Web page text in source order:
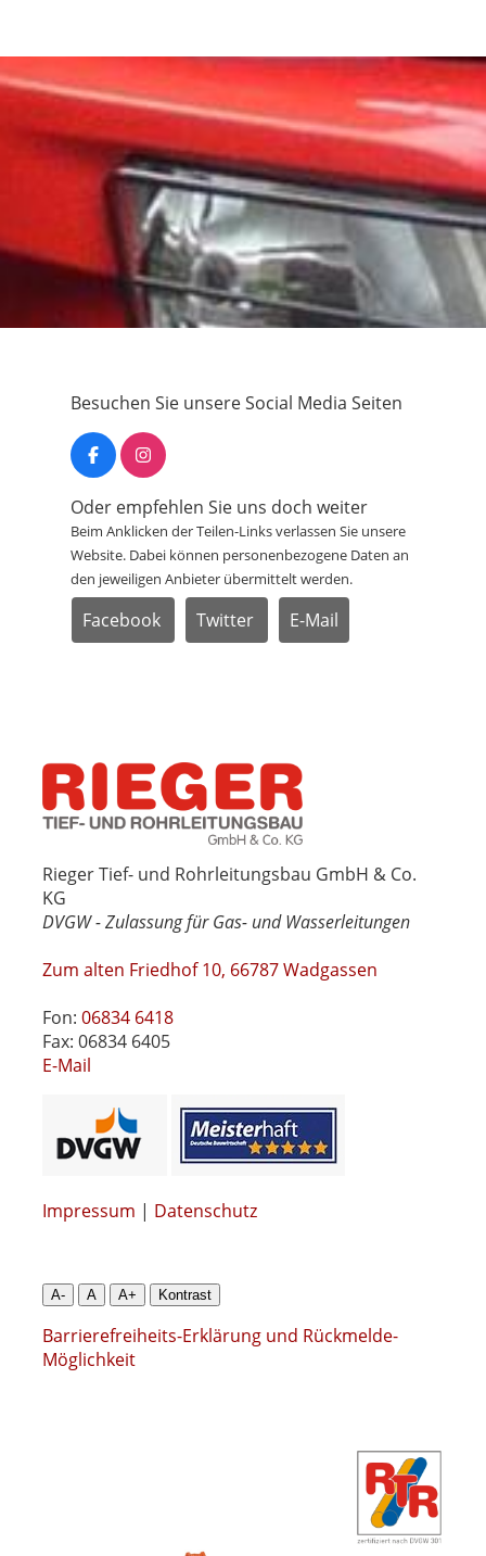
Besuchen Sie unsere Social Media Seiten
Oder empfehlen Sie uns doch weiter
Beim Anklicken der Teilen-Links verlassen Sie unsere
Website. Dabei können personenbezogene Daten an
den jeweiligen Anbieter übermittelt werden.
Facebook Twitter E-Mail
Rieger Tief- und Rohrleitungsbau GmbH & Co.
KG
DVGW - Zulassung für Gas- und Wasserleitungen
Zum alten Friedhof 10, 66787 Wadgassen
Fon: 06834 6418
Fax: 06834 6405
E-Mail
Impressum | Datenschutz
A- A A+ Kontrast
Barrierefreiheits-Erklärung und Rückmelde-
Möglichkeit